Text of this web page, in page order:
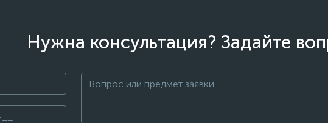
Нужна консультация? Задайте